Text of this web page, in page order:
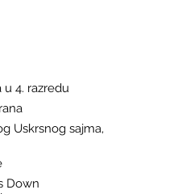
4. razredu
Uskrsnog sajma,
Down